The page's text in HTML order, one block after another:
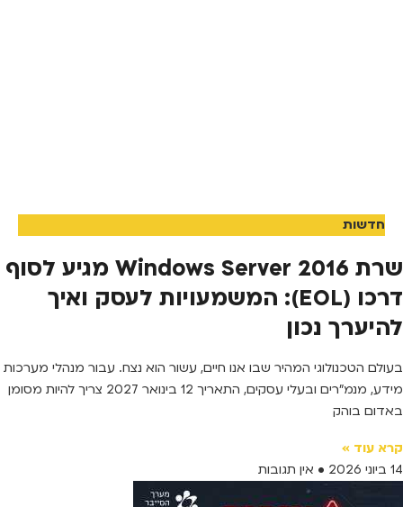
חדשות
שרת Windows Server 2016 מגיע לסוף
דרכו (EOL): המשמעויות לעסק ואיך
להיערך נכון
בעולם הטכנולוגי המהיר שבו אנו חיים, עשור הוא נצח. עבור מנהלי מערכות
מידע, מנמ"רים ובעלי עסקים, התאריך 12 בינואר 2027 צריך להיות מסומן
באדום בוהק
קרא עוד »
14 ביוני 2026
אין תגובות